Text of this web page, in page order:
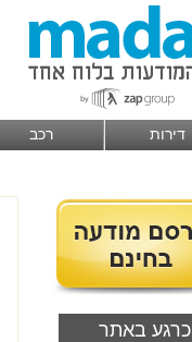
דירות רכב
כרגע באתר